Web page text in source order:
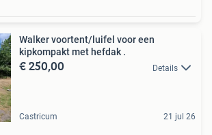
Walker voortent/luifel voor een
kipkompakt met hefdak .
€ 250,00 Details
Castricum 21 jul 26